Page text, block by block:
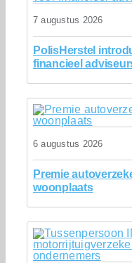
7 augustus 2026
PolisHerstel
financieel
6 augustus 2026
Premie
woonplaats